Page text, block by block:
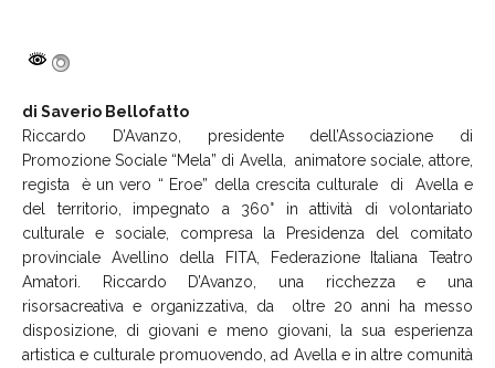
di Saverio Bellofatto
Riccardo D’Avanzo, presidente dell’Associazione di
Promozione Sociale “Mela” di Avella, animatore sociale, attore,
regista è un vero “ Eroe” della crescita culturale di Avella e
del territorio, impegnato a 360° in attività di volontariato
culturale e sociale, compresa la Presidenza del comitato
provinciale Avellino della FITA, Federazione Italiana Teatro
Amatori. Riccardo D’Avanzo, una ricchezza e una
risorsacreativa e organizzativa, da oltre 20 anni ha messo
disposizione, di giovani e meno giovani, la sua esperienza
artistica e culturale promuovendo, ad Avella e in altre comunità